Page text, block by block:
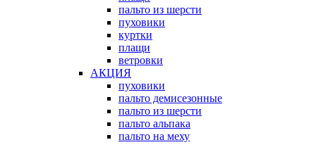
пальто из шерсти
пуховики
куртки
плащи
ветровки
АКЦИЯ
пуховики
пальто демисезонные
пальто из шерсти
пальто альпака
пальто на меху